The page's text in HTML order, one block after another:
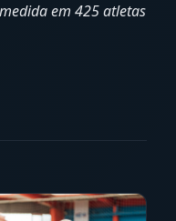
em 425 atletas